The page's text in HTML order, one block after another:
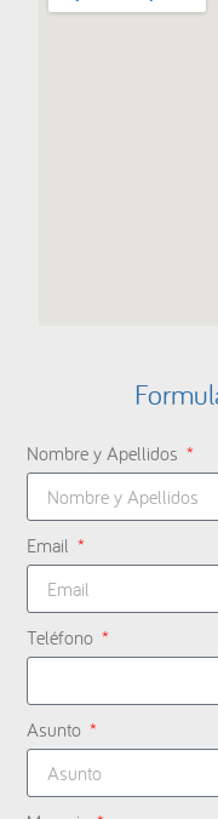
Nombre y Apellidos
Email
Teléfono
Asunto